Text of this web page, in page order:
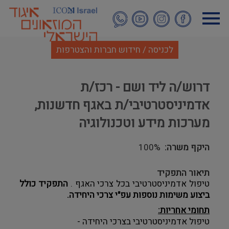
לתוכן
העיקרי
לכניסה / חידוש חברות והצטרפות
דרוש/ה ליד ושם - רכז/ת
אדמיניסטרטיבי/ת באגף חדשנות,
מערכות מידע וטכנולוגיה
היקף משרה 100%
תיאור התפקיד
טיפול אדמיניסטרטיבי בכל צרכי האגף .
ביצוע משימות נוספות עפ"י צרכי היחידה.
תחומי אחריות:
טיפול אדמיניסטרטיבי בצרכי היחידה -